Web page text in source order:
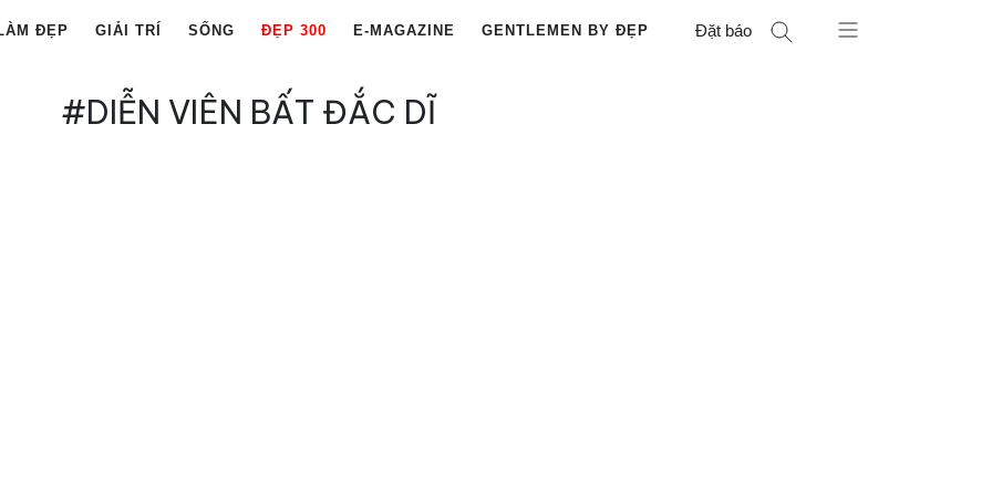
ĐẸP GIẢI TRÍ SỐNG ĐẸP 300 E-MAGAZINE GENTLEMEN BY ĐẸP Đặt báo
#DIỄN VIÊN BẤT ĐẮC DĨ